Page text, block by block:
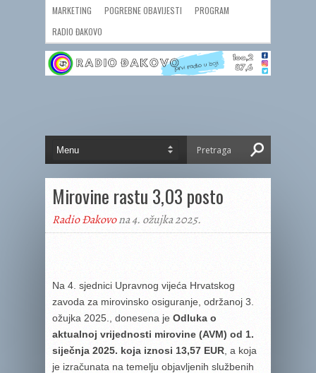
MARKETING POGREBNE OBAVIJESTI
PROGRAM
RADIO ĐAKOVO
Mirovine rastu 3,03 posto
Radio Đakovona 4. ožujka 2025.
Na 4. sjednici Upravnog vijeća Hrvatskog
zavoda za mirovinsko osiguranje, održanoj 3.
ožujka 2025., donesena je Odluka o
aktualnoj vrijednosti mirovine (AVM) od 1.
siječnja 2025. koja iznosi 13,57 EUR , a koja
je izračunata na temelju objavljenih službenih